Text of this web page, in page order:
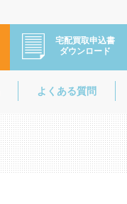
宅配買取申込書
ダウンロード
よくある質問